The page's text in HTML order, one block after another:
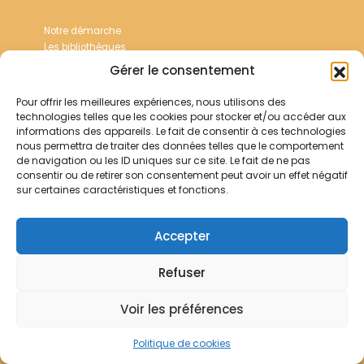
Gérer le consentement
Pour offrir les meilleures expériences, nous utilisons des
technologies telles que les cookies pour stocker et/ou accéder aux
informations des appareils. Le fait de consentir à ces technologies
nous permettra de traiter des données telles que le comportement
de navigation ou les ID uniques sur ce site. Le fait de ne pas
consentir ou de retirer son consentement peut avoir un effet négatif
sur certaines caractéristiques et fonctions.
Accepter
Refuser
Voir les préférences
Politique de cookies
Notre démarche
Les bibliothèques
Votre panier
Mentions légales
Politique de cookies
© Archives Franciscaines 2025